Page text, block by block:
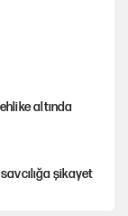
altında
şikayet